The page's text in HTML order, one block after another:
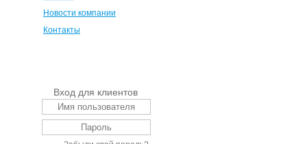
Новости компании
Контакты
Вход для клиентов